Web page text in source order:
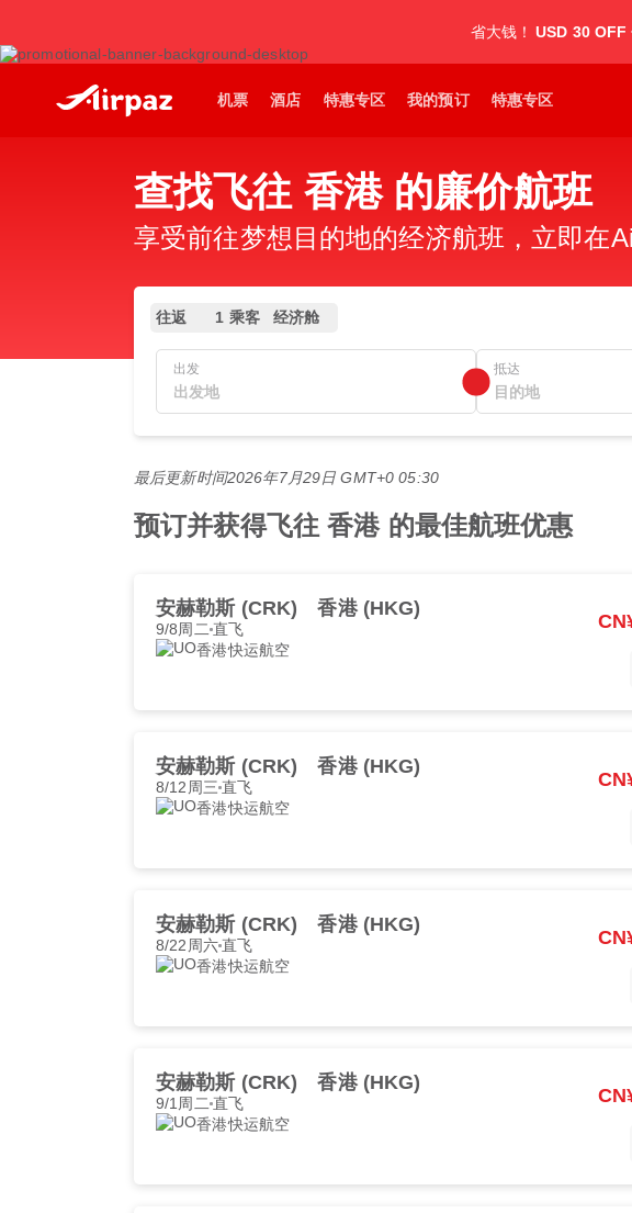
省大钱！ USD 30 OFF
机票 酒店 特惠专区 我的预订 特惠专区
查找飞往 香港 的廉价航班
享受前往梦想目的地的经济航班，立即在
往返 1 乘客 经济舱
出发 抵达
最后更新时间2026年7月29日 GMT+0 05:30
预订并获得飞往 香港 的最佳航班优惠
安赫勒斯 (CRK) 香港 (HKG)
9/8周二 直飞
香港快运航空
安赫勒斯 (CRK) 香港 (HKG)
8/12周三 直飞
香港快运航空
安赫勒斯 (CRK) 香港 (HKG)
8/22周六直飞
香港快运航空
安赫勒斯 (CRK) 香港 (HKG)
9/1周二 直飞
香港快运航空